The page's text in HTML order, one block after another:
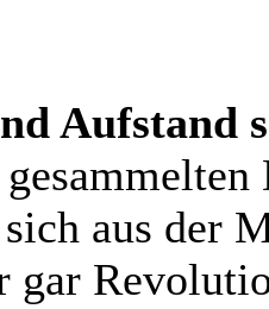
Aufstand
aus der
gar